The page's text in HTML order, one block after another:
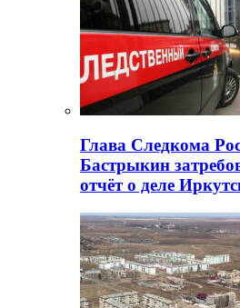
Глава Следкома
Бастрыкин
отчёт о деле